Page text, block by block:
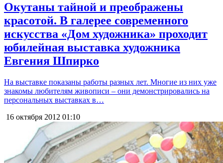
Окутаны тайной и преображены
красотой. В галерее современного
искусства «Дом художника» проходит
юбилейная выставка художника
Евгения Шпирко
На выставке показаны работы разных лет. Многие из них уже
знакомы любителям живописи – они демонстрировались на
персональных выставках в…
16 октября 2012 01:10